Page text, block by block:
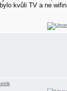
kvůli TV a ne